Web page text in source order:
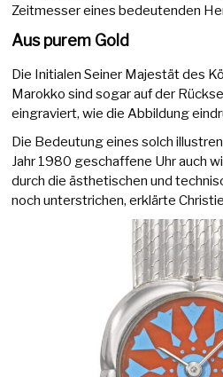
Zeitmesser eines bedeutenden
Aus purem Gold
Die Initialen Seiner Majestät des
Marokko sind sogar auf der
eingraviert, wie die Abbildung
Die Bedeutung eines solch
Jahr 1980 geschaffene Uhr auch
durch die ästhetischen und
noch unterstrichen, erklärte